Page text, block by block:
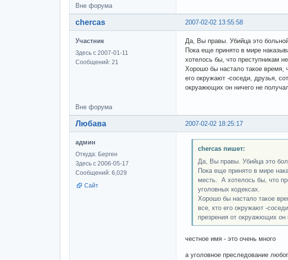
Вне форума
2007-02-02 13:55:58
chercas
Участник
Здесь с 2007-01-11
Сообщений: 21
Да, Вы правы. Убийца это
Пока еще принято в мире
хотелось бы, что преступникам
Хорошо бы настало такое время,
его окружают -соседи, друзья,
окруажющих он ничего не
Вне форума
2007-02-02 18:25:17
Любава
админ
Откуда: Берген
Здесь с 2006-05-17
Сообщений: 6,029
Сайт
chercas пишет:
Да, Вы правы. Убийца это
Пока еще принято в мире
месть. А хотелось бы, что
уголовных кодексах.
Хорошо бы настало такое
все, кто его окружают -
презрения от окруажющих он
честное имя - это очень много
а уголовное преследование